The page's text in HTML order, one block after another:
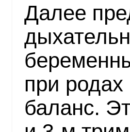
Далее
при
баланс.